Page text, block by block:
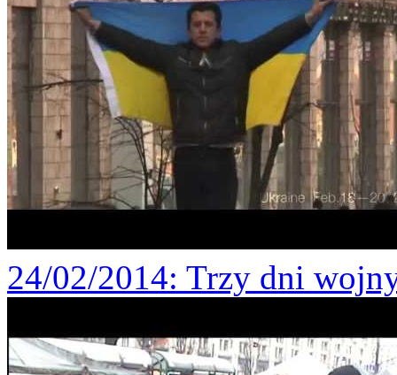
24/02/2014: Trzy dni